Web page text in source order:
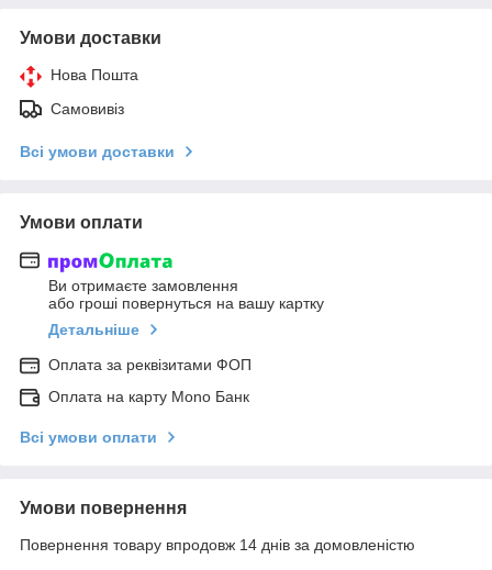
Умови доставки
Нова Пошта
Самовивіз
Всі умови доставки
Умови оплати
Ви отримаєте замовлення
або гроші повернуться на вашу картку
Детальніше
Оплата за реквізитами ФОП
Оплата на карту Mono Банк
Всі умови оплати
Умови повернення
Повернення товару впродовж 14 днів за домовленістю